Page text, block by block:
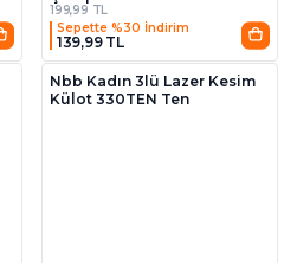
Beyaz
199,99 TL
Sepette %30 İndirim
139,99 TL
3 Al 2 Öde
Nbb Kadın 3lü Lazer Kesim
Külot 330TEN Ten